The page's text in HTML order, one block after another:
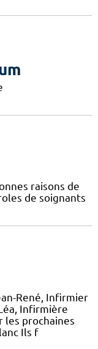
raisons de
de soignants
René, Infirmier
Infirmière
les prochaines
Ils f